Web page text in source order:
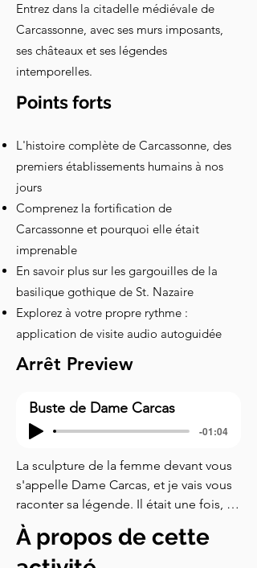
Entrez dans la citadelle médiévale de
Carcassonne, avec ses murs imposants,
ses châteaux et ses légendes
intemporelles.
Points forts
L'histoire complète de Carcassonne, des
premiers établissements humains à nos
jours
Comprenez la fortification de
Carcassonne et pourquoi elle était
imprenable
En savoir plus sur les gargouilles de la
basilique gothique de St. Nazaire
Explorez à votre propre rythme :
application de visite audio autoguidée
Arrêt Preview
Buste de Dame Carcas
-01:04
La sculpture de la femme devant vous
s'appelle Dame Carcas, et je vais vous
raconter sa légende. Il était une fois,
sous le règne des Sarrasins,
Carcassonne était sous la gouvernance
d'une noble dame nommée Dame
À propos de cette